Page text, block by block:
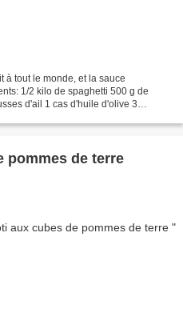
à tout le monde, et la sauce
1/2 kilo de spaghetti 500 g de
d'ail 1 cas d'huile d'olive 3
pommes de terre